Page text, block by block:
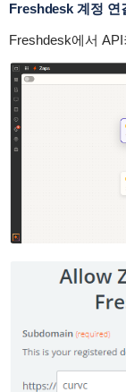
Freshdesk 계정 연
Freshdesk에서